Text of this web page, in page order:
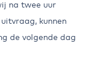
na twee uur
kunnen
de volgende dag